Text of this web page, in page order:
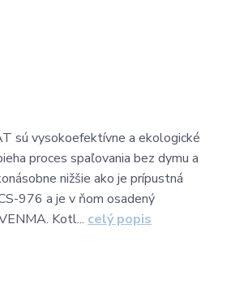
sú vysokoefektívne a ekologické
proces spaľovania bez dymu a
nižšie ako je prípustná
976 a je v ňom osadený
Kotl... celý popis